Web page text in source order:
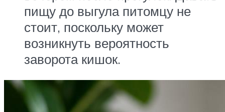
пищу до выгула питомцу не
стоит, поскольку может
возникнуть вероятность
заворота кишок.